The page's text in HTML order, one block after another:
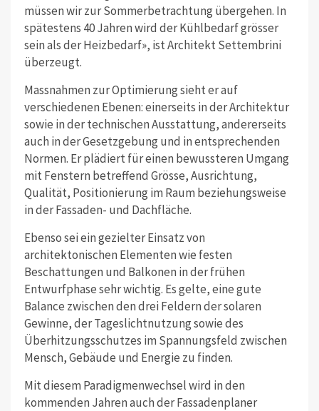
müssen wir zur Sommerbetrachtung übergehen. In
spätestens 40 Jahren wird der Kühlbedarf grösser
sein als der Heizbedarf», ist Architekt Settembrini
überzeugt.
Massnahmen zur Optimierung sieht er auf
verschiedenen Ebenen: einerseits in der Architektur
sowie in der technischen Ausstattung, andererseits
auch in der Gesetzgebung und in entsprechenden
Normen. Er plädiert für einen bewussteren Umgang
mit Fenstern betreffend Grösse, Ausrichtung,
Qualität, Positionierung im Raum beziehungsweise
in der Fassaden- und Dachfläche.
Ebenso sei ein gezielter Einsatz von
architektonischen Elementen wie festen
Beschattungen und Balkonen in der frühen
Entwurfphase sehr wichtig. Es gelte, eine gute
Balance zwischen den drei Feldern der solaren
Gewinne, der Tageslichtnutzung sowie des
Überhitzungsschutzes im Spannungsfeld zwischen
Mensch, Gebäude und Energie zu finden.
Mit diesem Paradigmenwechsel wird in den
kommenden Jahren auch der Fassadenplaner